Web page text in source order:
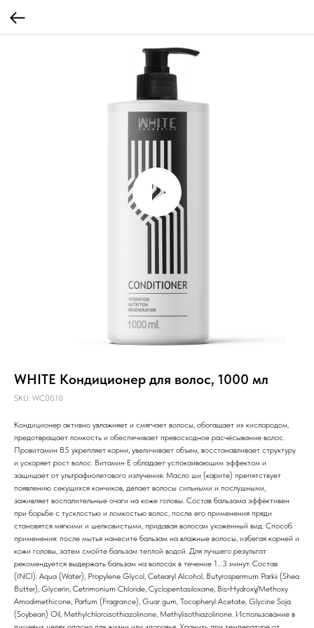
WHITE Кондиционер для волос, 1000 мл
SKU: WC0010
Кондиционер активно увлажняет и смягчает волосы, обогащает их кислородом,
предотвращает ломкость и обеспечивает превосходное расчёсывание волос.
Провитамин B5 укрепляет корни, увеличивает объем, восстанавливает структуру
и ускоряет рост волос. Витамин Е обладает успокаивающим эффектом и
защищает от ультрафиолетового излучения. Масло ши (карите) препятствует
появлению секущихся кончиков, делает волосы сильными и послушными,
заживляет воспалительные очаги на коже головы. Состав бальзама эффективен
при борьбе с тусклостью и ломкостью волос, после его применения пряди
становятся мягкими и шелковистыми, придавая волосам ухоженный вид. Способ
применения: после мытья нанесите бальзам на влажные волосы, избегая корней и
кожи головы, затем смойте бальзам теплой водой. Для лучшего результат
рекомендуется выдержать бальзам на волосах в течение 1…3 минут. Состав
(INCI): Aqua (Water), Propylene Glycol, Cetearyl Alcohol, Butyrospermum Parkii (Shea
Butter), Glycerin, Cetrimonium Chloride, Cyclopentasiloxane, Bis‑Hydroxy/Methoxy
Amodimethicone, Parfum (Fragrance), Guar gum, Tocopheryl Acetate, Glycine Soja
(Soybean) Oil, Methylchloroisothiazolinone, Methylisothiazolinone. Использование в